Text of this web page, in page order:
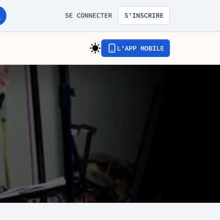
SE CONNECTER S'INSCRIRE
L'APP MOBILE